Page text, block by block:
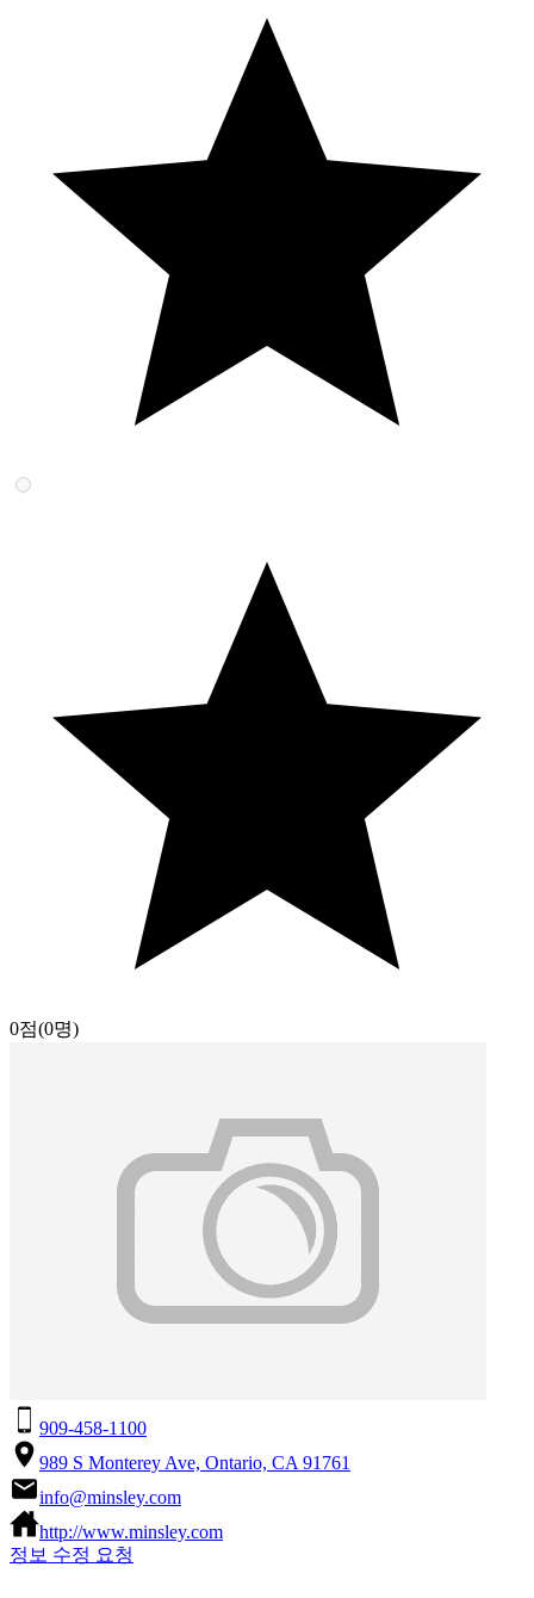
0점(0명)
909-458-1100
989 S Monterey Ave, Ontario, CA 91761
info@minsley.com
http://www.minsley.com
정보 수정 요청